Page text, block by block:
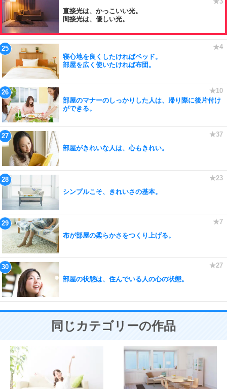
直接光は、かっこいい光。
間接光は、優しい光。
寝心地を良くしたければベッド。
部屋を広く使いたければ布団。
部屋のマナーのしっかりした人は、帰り際に後片付け
ができる。
部屋がきれいな人は、心もきれい。
シンプルこそ、きれいさの基本。
布が部屋の柔らかさをつくり上げる。
部屋の状態は、住んでいる人の心の状態。
同じカテゴリーの作品